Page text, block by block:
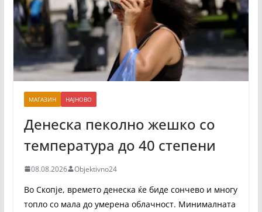
МАГАЗИН НАЈНОВО
Денеска пеколно жешко со
температура до 40 степени
08.08.2026 Objektivno24
Во Скопје, времето денеска ќе биде сончево и многу
топло со мала до умерена облачност. Минималната